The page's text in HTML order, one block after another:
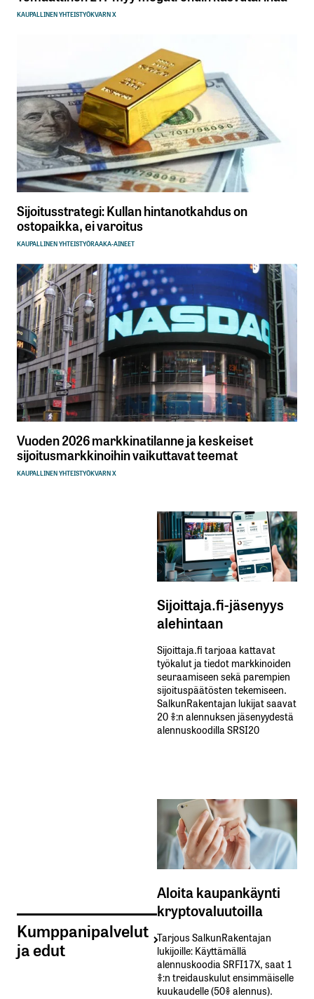
KAUPALLINEN YHTEISTYÖKVARN X
Sijoitusstrategi: Kullan hintanotkahdus on
ostopaikka, ei varoitus
KAUPALLINEN YHTEISTYÖRAAKA-AINEET
Vuoden 2026 markkinatilanne ja keskeiset
sijoitusmarkkinoihin vaikuttavat teemat
KAUPALLINEN YHTEISTYÖKVARN X
Kumppanipalvelut
ja edut
Sijoittaja.fi-jäsenyys
alehintaan
Sijoittaja.fi tarjoaa kattavat
työkalut ja tiedot markkinoiden
seuraamiseen sekä parempien
sijoituspäätösten tekemiseen.
SalkunRakentajan lukijat saavat
20 %:n alennuksen jäsenyydestä
alennuskoodilla SRSI20
Aloita kaupankäynti
kryptovaluutoilla
Tarjous SalkunRakentajan
lukijoille: Käyttämällä​ ​
alennuskoodia​ ​SRFI17X,​ ​saat​ ​1
%:n treidauskulut​ ​ensimmäiselle​ ​
kuukaudelle​ ​(50%​ ​alennus).